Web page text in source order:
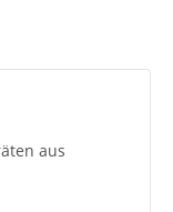
aus